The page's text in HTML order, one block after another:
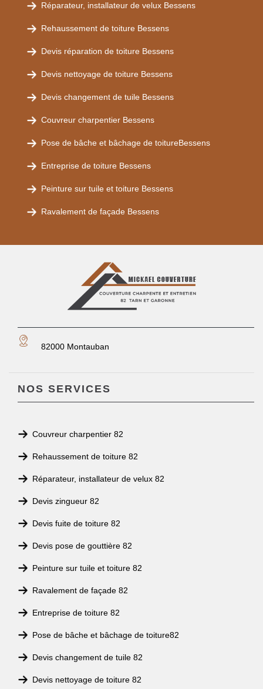
Réparateur, installateur de velux Bessens
Rehaussement de toiture Bessens
Devis réparation de toiture Bessens
Devis nettoyage de toiture Bessens
Devis changement de tuile Bessens
Couvreur charpentier Bessens
Pose de bâche et bâchage de toitureBessens
Entreprise de toiture Bessens
Peinture sur tuile et toiture Bessens
Ravalement de façade Bessens
82000 Montauban
NOS SERVICES
Couvreur charpentier 82
Rehaussement de toiture 82
Réparateur, installateur de velux 82
Devis zingueur 82
Devis fuite de toiture 82
Devis pose de gouttière 82
Peinture sur tuile et toiture 82
Ravalement de façade 82
Entreprise de toiture 82
Pose de bâche et bâchage de toiture82
Devis changement de tuile 82
Devis nettoyage de toiture 82